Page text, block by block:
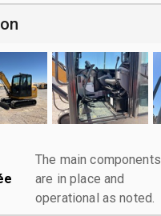
The main components
are in place and
operational as noted.